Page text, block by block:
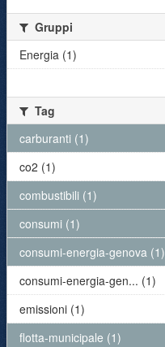
Gruppi
Energia (1)
Tag
carburanti (1)
co2 (1)
combustibili (1)
consumi (1)
consumi-energia-genova (1)
consumi-energia-gen... (1)
emissioni (1)
flotta-municipale (1)